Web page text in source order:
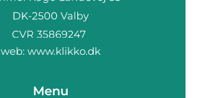
web: www.klikko.dk
Menu